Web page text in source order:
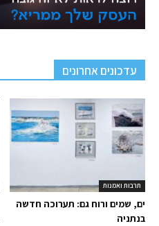
עדכונים אחרונים
תרבות ואמנות
ים, שמים ורוח גם: תערוכה חדשה
בנתניה